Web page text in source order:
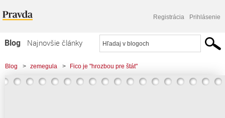
Registrácia Prihlásenie
Blog
Najnovšie články
Najčítanejšie články
Najkomentovanejšie články
Blog > zemegula > Fico je "hrozbou pre štát"